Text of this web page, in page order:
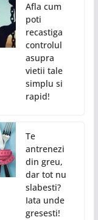
Afla cum
poti
recastiga
controlul
asupra
vietii tale
simplu si
rapid!
Te
antrenezi
din greu,
dar tot nu
slabesti?
Iata unde
gresesti!